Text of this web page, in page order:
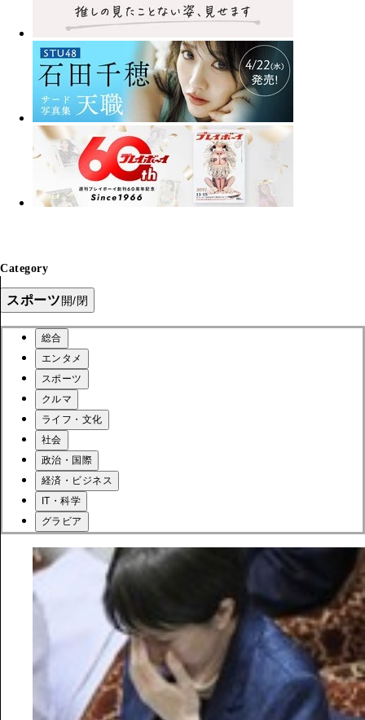
Category
スポーツ開/閉
総合
エンタメ
スポーツ
クルマ
ライフ・文化
社会
政治・国際
経済・ビジネス
IT・科学
グラビア